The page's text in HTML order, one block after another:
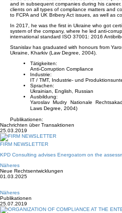
and in subsequent companies during his
clients on all types of compliance matters and
to FCPA and UK Bribery Act issues, as well as
In 2017, he was the first in Ukraine who got
system of the company, where he led anti-
international standard ISO 37001: 2016
Stanislav has graduated with honours from
Ukraine, Kharkiv (Law Degree, 2004).
Tätigkeiten:
Anti-Corruption Compliance
Industrie:
IT / TMT, Industrie- und
Sprachen:
Ukrainian, English, Russian
Ausbildung:
Yaroslav Mudry Nationale
Laws Degree, 2004)
Publikationen:
Nachrichten über Transaktionen
25.03.2019
FIRM NEWSLETTER
KPD Consulting advises Energoatom on the
Näheres
Neue Rechtsentwicklungen
01.03.2025
Näheres
Publikationen
25.07.2019